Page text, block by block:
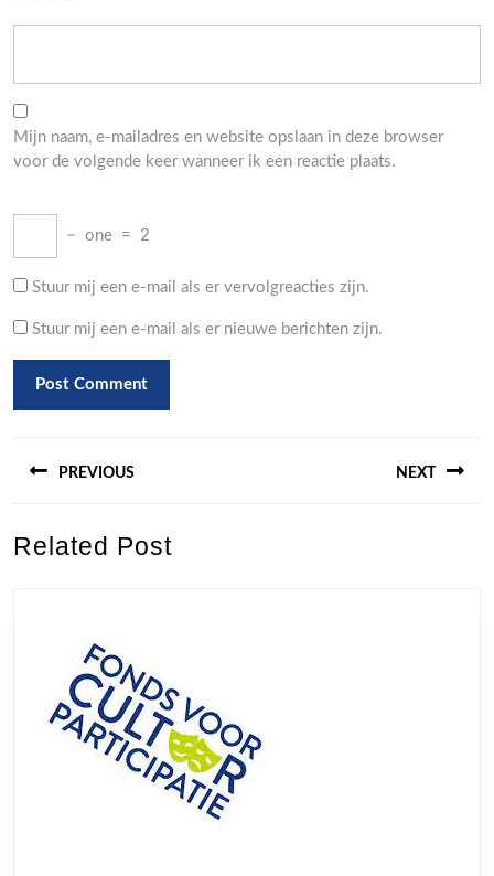
Mijn naam, e-mailadres en website opslaan in deze browser
voor de volgende keer wanneer ik een reactie plaats.
− one = 2
Stuur mij een e-mail als er vervolgreacties zijn.
Stuur mij een e-mail als er nieuwe berichten zijn.
PREVIOUS
post:
NEXT
Related Post